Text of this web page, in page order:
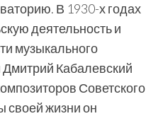
В 1930-х годах
деятельность и
музыкального
Дмитрий Кабалевский
Советского
своей жизни он